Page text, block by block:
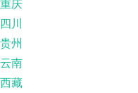
重庆
四川
贵州
云南
西藏